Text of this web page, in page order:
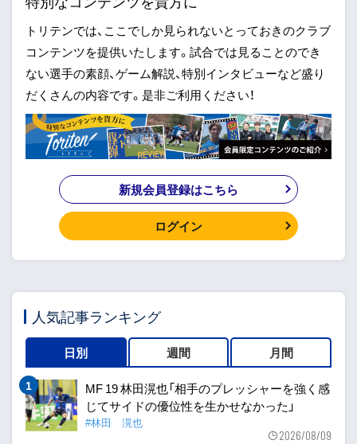
トリテンでは、ここでしか見られないとっておきのクラブ
コンテンツを提供いたします。試合では見ることのでき
ない選手の素顔、ゲーム解説、特別インタビューなど盛り
だくさんの内容です。是非ご利用ください！
新規会員登録はこちら
ログイン
人気記事ランキング
日別 週間 月間
MF 19 林田滉也「相手のプレッシャーを強く感
じてサイドの優位性を生かせなかった」
#林田 滉也
2026/08/09